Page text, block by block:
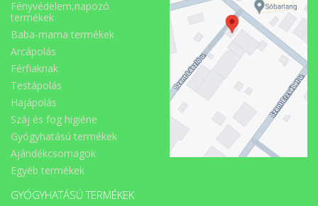
Fényvédelem,napozó
termékek
Baba-mama termékek
Arcápolás
Férfiaknak
Testápolás
Hajápolás
Száj és fog higiéne
Gyógyhatású termékek
Ajándékcsomagok
Egyéb termékek
GYÓGYHATÁSÚ TERMÉKEK